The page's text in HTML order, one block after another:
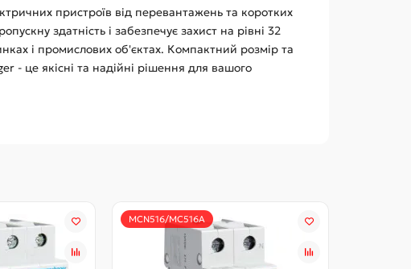
пристроїв від перевантажень та коротких
здатність і забезпечує захист на рівні 32
і промислових об'єктах. Компактний розмір та
- це якісні та надійні рішення для вашого
MCN516/MC516A